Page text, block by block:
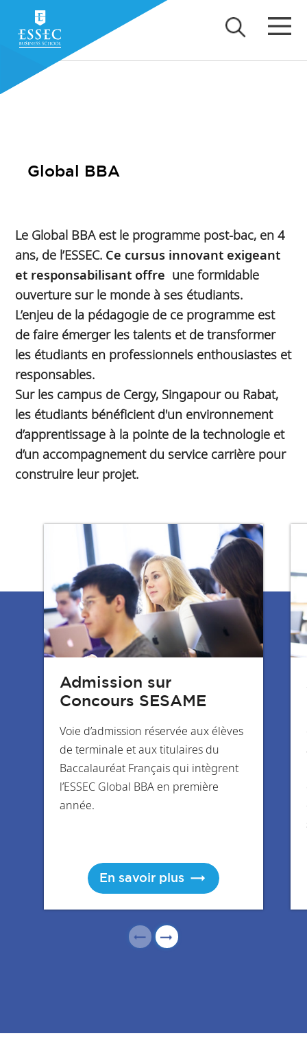
Global BBA
Le Global BBA est le programme post-bac, en 4
ans, de l’ESSEC. Ce cursus innovant exigeant
et responsabilisant offre une formidable
ouverture sur le monde à ses étudiants.
L’enjeu de la pédagogie de ce programme est
de faire émerger les talents et de transformer
les étudiants en professionnels enthousiastes et
responsables.
Sur les campus de Cergy, Singapour ou Rabat,
les étudiants bénéficient d'un environnement
d’apprentissage à la pointe de la technologie et
d’un accompagnement du service carrière pour
construire leur projet.
Admission sur
Concours SESAME
Voie d’admission réservée aux élèves
de terminale et aux titulaires du
Baccalauréat Français qui intègrent
l’ESSEC Global BBA en première
année.
En savoir plus